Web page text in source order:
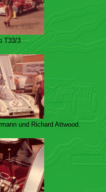
T33/3
und Richard Attwood.